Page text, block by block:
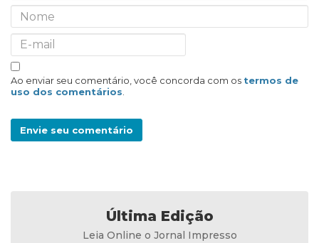
Ao enviar seu comentário, você concorda com os termos de
uso dos comentários
Envie seu comentário
Última Edição
Leia Online o Jornal Impresso